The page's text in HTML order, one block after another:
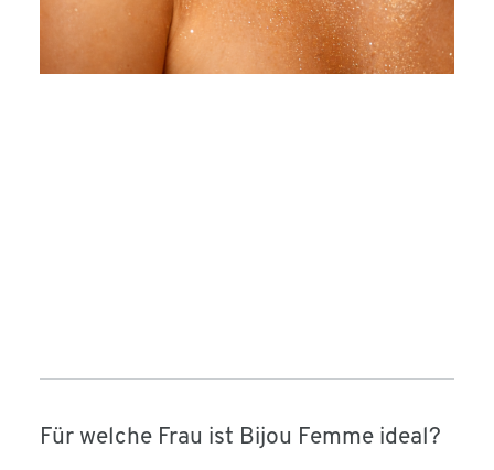
Für welche Frau ist Bijou Femme ideal?